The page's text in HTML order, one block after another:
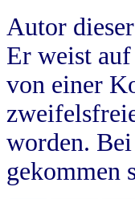
Autor
Er weist
von einer
worden.
gekommen